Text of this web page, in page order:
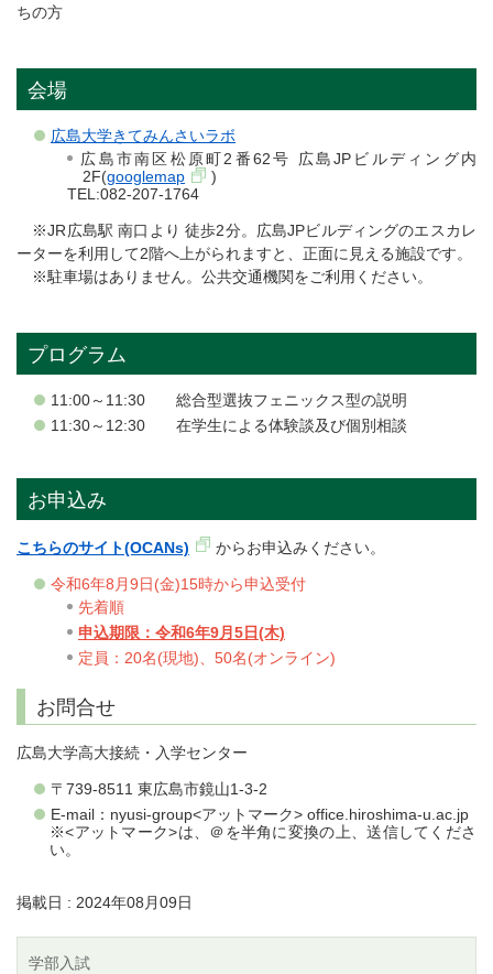
ちの方
会場
広島大学きてみんさいラボ
広島市南区松原町2番62号 広島JPビルディング内
2F(googlemap
)
TEL:082-207-1764
※JR広島駅 南口より 徒歩2分。広島JPビルディングのエスカレ
ーターを利用して2階へ上がられますと、正面に見える施設です。
※駐車場はありません。公共交通機関をご利用ください。
プログラム
11:00～11:30 総合型選抜フェニックス型の説明
11:30～12:30 在学生による体験談及び個別相談
お申込み
こちらのサイト(OCANs) からお申込みください。
令和6年8月9日(金)15時から申込受付
先着順
申込期限：令和6年9月5日(木)
定員：20名(現地)、50名(オンライン)
お問合せ
広島大学高大接続・入学センター
〒739-8511 東広島市鏡山1-3-2
E-mail：nyusi-group<アットマーク> office.hiroshima-u.ac.jp
※<アットマーク>は、＠を半角に変換の上、送信してくださ
い。
掲載日 : 2024年08月09日
学部入試